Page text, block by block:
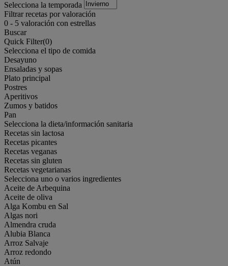
Selecciona la temporada
Filtrar recetas por valoración
0 - 5 valoración con estrellas
Buscar
Quick Filter(0)
Selecciona el tipo de comida
Desayuno
Ensaladas y sopas
Plato principal
Postres
Aperitivos
Zumos y batidos
Pan
Selecciona la dieta/información sanitaria
Recetas sin lactosa
Recetas picantes
Recetas veganas
Recetas sin gluten
Recetas vegetarianas
Selecciona uno o varios ingredientes
Aceite de Arbequina
Aceite de oliva
Alga Kombu en Sal
Algas nori
Almendra cruda
Alubia Blanca
Arroz Salvaje
Arroz redondo
Atún